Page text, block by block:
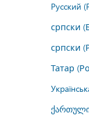
Русский
српски
српски
Татар